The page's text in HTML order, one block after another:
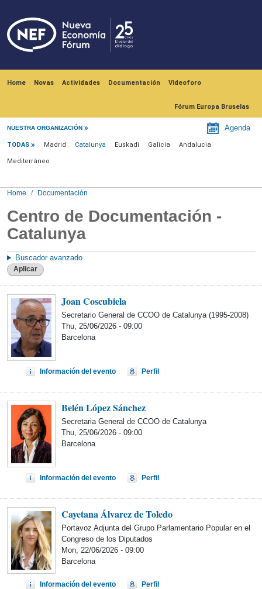
Home Novas Actividades Documentación Videoforo
Fórum Europa Bruselas
NUESTRA ORGANIZACIÓN Agenda
Menu documentación
TODAS Madrid Catalunya Euskadi Galicia Andalucia
Mediterráneo
Home Documentación
Centro de Documentación -
Catalunya
Buscador avanzado
Aplicar
Joan Coscubiela
Secretario General de CCOO de Catalunya (1995-2008)
Thu, 25/06/2026 - 09:00
Barcelona
Información del evento Perfil
Belén López Sánchez
Secretaria General de CCOO de Catalunya
Thu, 25/06/2026 - 09:00
Barcelona
Información del evento Perfil
Cayetana Álvarez de Toledo
Portavoz Adjunta del Grupo Parlamentario Popular en el
Congreso de los Diputados
Mon, 22/06/2026 - 09:00
Barcelona
Información del evento Perfil